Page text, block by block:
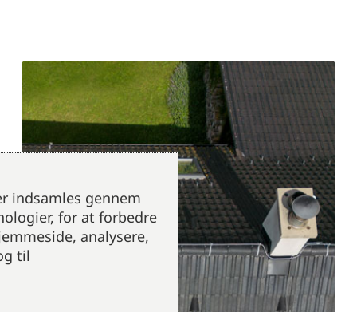
indsamles gennem
for at forbedre
analysere,
til